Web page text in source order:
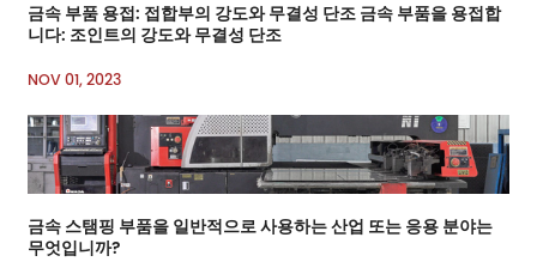
금속 부품 용접: 접합부의 강도와 무결성 단조 금속 부품을 용접합
니다: 조인트의 강도와 무결성 단조
NOV 01, 2023
금속 스탬핑 부품을 일반적으로 사용하는 산업 또는 응용 분야는
무엇입니까?